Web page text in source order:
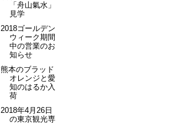
「舟山氣水」
見学
2018ゴールデン
ウィーク期間
中の営業のお
知らせ
熊本のブラッド
オレンジと愛
知のはるか入
荷
2018年4月26日
の東京観光専